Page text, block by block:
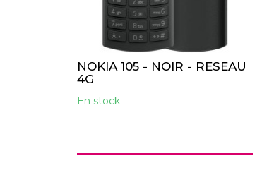
NOKIA 105 - NOIR - RESEAU
4G
En stock